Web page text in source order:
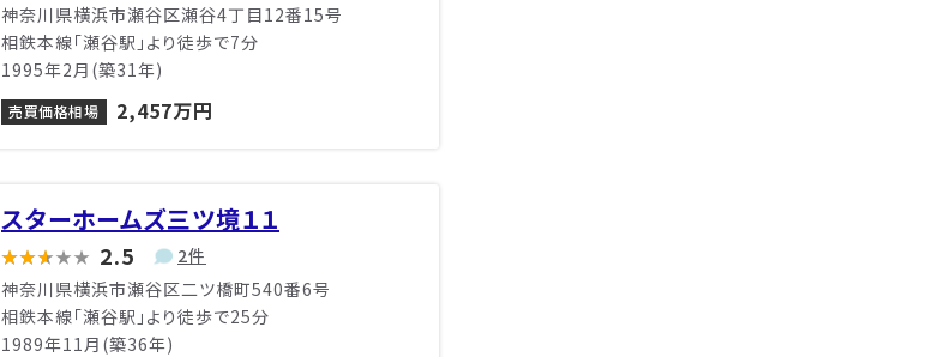
神奈川県横浜市瀬谷区瀬谷4丁目12番15号
相鉄本線「瀬谷駅」より徒歩で7分
1995年2月(築31年)
売買価格相場 2,457万円
スターホームズ三ツ境１１
2.5
2件
神奈川県横浜市瀬谷区二ツ橋町540番6号
相鉄本線「瀬谷駅」より徒歩で25分
1989年11月(築36年)